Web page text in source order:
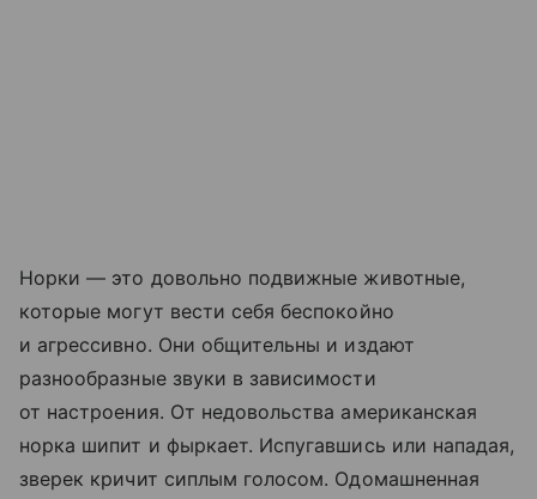
Норки — это довольно подвижные животные,
которые могут вести себя беспокойно
и агрессивно. Они общительны и издают
разнообразные звуки в зависимости
от настроения. От недовольства американская
норка шипит и фыркает. Испугавшись или нападая,
зверек кричит сиплым голосом. Одомашненная